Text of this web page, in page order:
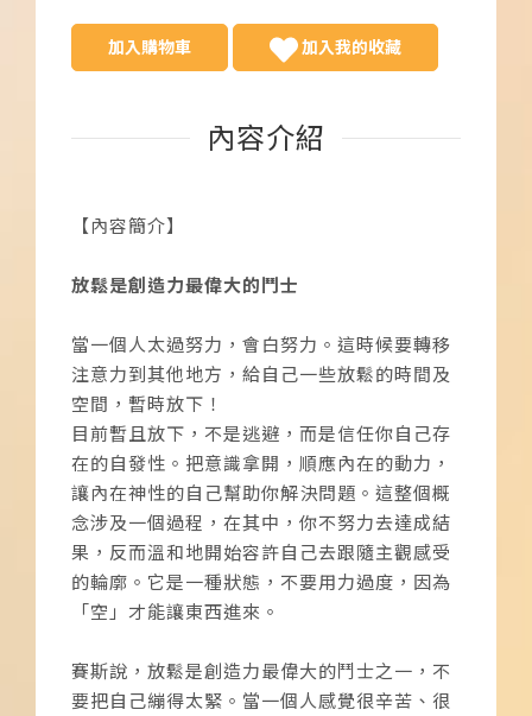
加入購物車 加入我的收藏
內容介紹
【內容簡介】
放鬆是創造力最偉大的鬥士
當一個人太過努力，會白努力。這時候要轉移
注意力到其他地方，給自己一些放鬆的時間及
空間，暫時放下！
目前暫且放下，不是逃避，而是信任你自己存
在的自發性。把意識拿開，順應內在的動力，
讓內在神性的自己幫助你解決問題。這整個概
念涉及一個過程，在其中，你不努力去達成結
果，反而溫和地開始容許自己去跟隨主觀感受
的輪廓。它是一種狀態，不要用力過度，因為
「空」才能讓東西進來。
賽斯說，放鬆是創造力最偉大的鬥士之一，不
要把自己繃得太緊。當一個人感覺很辛苦、很